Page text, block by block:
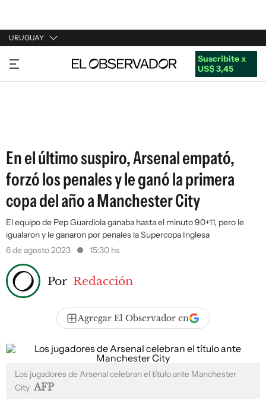
URUGUAY
URUGUAY
ARGENTINA
Suscribite x
US$ 3,45
En el último suspiro, Arsenal empató,
forzó los penales y le ganó la primera
copa del año a Manchester City
El equipo de Pep Guardiola ganaba hasta el minuto 90+11, pero le
igualaron y le ganaron por penales la Supercopa Inglesa
6 de agosto 2023
15:30 hs
Por Redacción
Agregar El Observador en
Los jugadores de Arsenal celebran el título ante Manchester
City AFP